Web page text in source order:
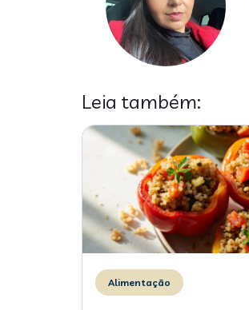
Leia também:
Alimentação